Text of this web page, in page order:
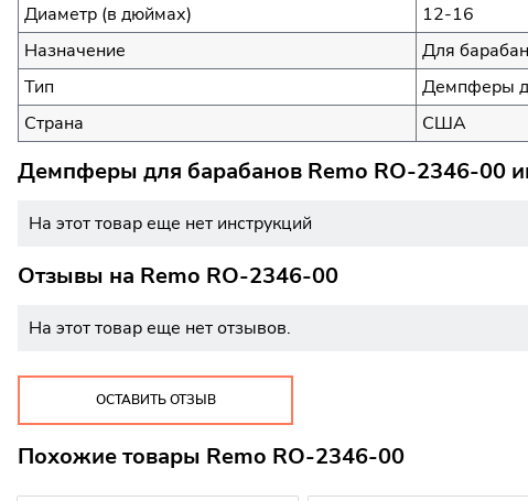
Диаметр (в дюймах)
12-16
Назначение
Для
Тип
Демпферы
Страна
США
Демпферы для барабанов Remo RO-2346-00
На этот товар еще нет инструкций
Отзывы на Remo RO-2346-00
На этот товар еще нет отзывов.
ОСТАВИТЬ ОТЗЫВ
Похожие товары Remo RO-2346-00